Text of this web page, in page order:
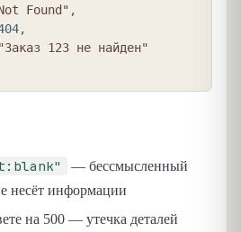
Found" ,
,
"Заказ 123 не найден"
— бессмысленный
несёт информации
на 500 — утечка деталей